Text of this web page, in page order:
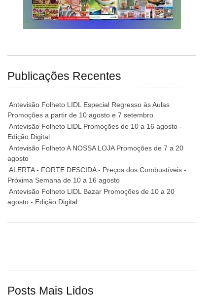
Publicações Recentes
Antevisão Folheto LIDL Especial Regresso às Aulas
Promoções a partir de 10 agosto e 7 setembro
Antevisão Folheto LIDL Promoções de 10 a 16 agosto -
Edição Digital
Antevisão Folheto A NOSSA LOJA Promoções de 7 a 20
agosto
ALERTA - FORTE DESCIDA - Preços dos Combustíveis -
Próxima Semana de 10 a 16 agosto
Antevisão Folheto LIDL Bazar Promoções de 10 a 20
agosto - Edição Digital
Posts Mais Lidos